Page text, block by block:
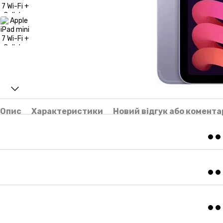
Опис Характеристики Новий відгук або